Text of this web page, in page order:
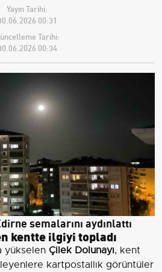
Yayın Tarihi:
00:31
Tarihi:
00:34
semalarını aydınlattı
kentte ilgiyi topladı
yükselen Çilek Dolunayı, kent
kartpostallık görüntüler